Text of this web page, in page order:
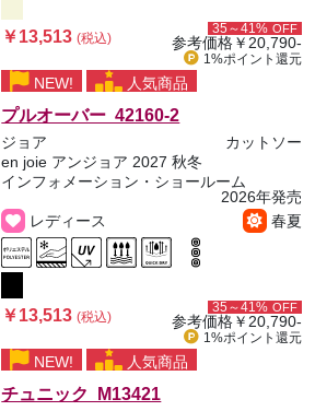
￥13,513(税込)
35～41% OFF
参考価格￥20,790-
1%ポイント 還元
NEW! 人気商品
プルオーバー 42160-2
ジョア
カットソー
en joie アンジョア 2027 秋冬
インフォメーション・ショールーム
2026年発売
レディース
春夏
￥13,513(税込)
35～41% OFF
参考価格￥20,790-
1%ポイント 還元
NEW! 人気商品
チュニック M13421